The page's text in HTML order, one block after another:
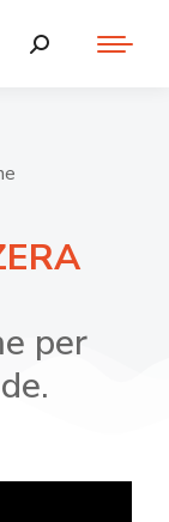
per